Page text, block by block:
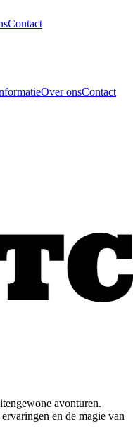
Contact
Over onsContact
avonturen.
en de magie van